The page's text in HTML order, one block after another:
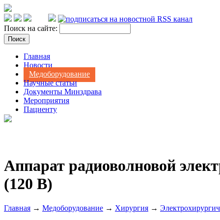
Поиск на сайте:
Главная
Новости
Медоборудование
Научные статьи
Документы Минздрава
Мероприятия
Пациенту
Аппарат радиоволновой
(120 В)
Главная → Медоборудование → Хирургия →